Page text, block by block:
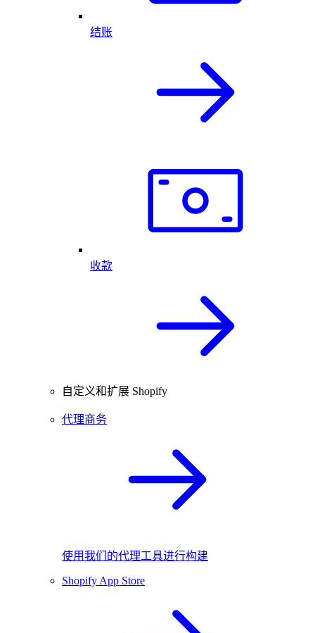
结账
收款
自定义和扩展 Shopify
代理商务
使用我们的代理工具进行构建
Shopify App Store